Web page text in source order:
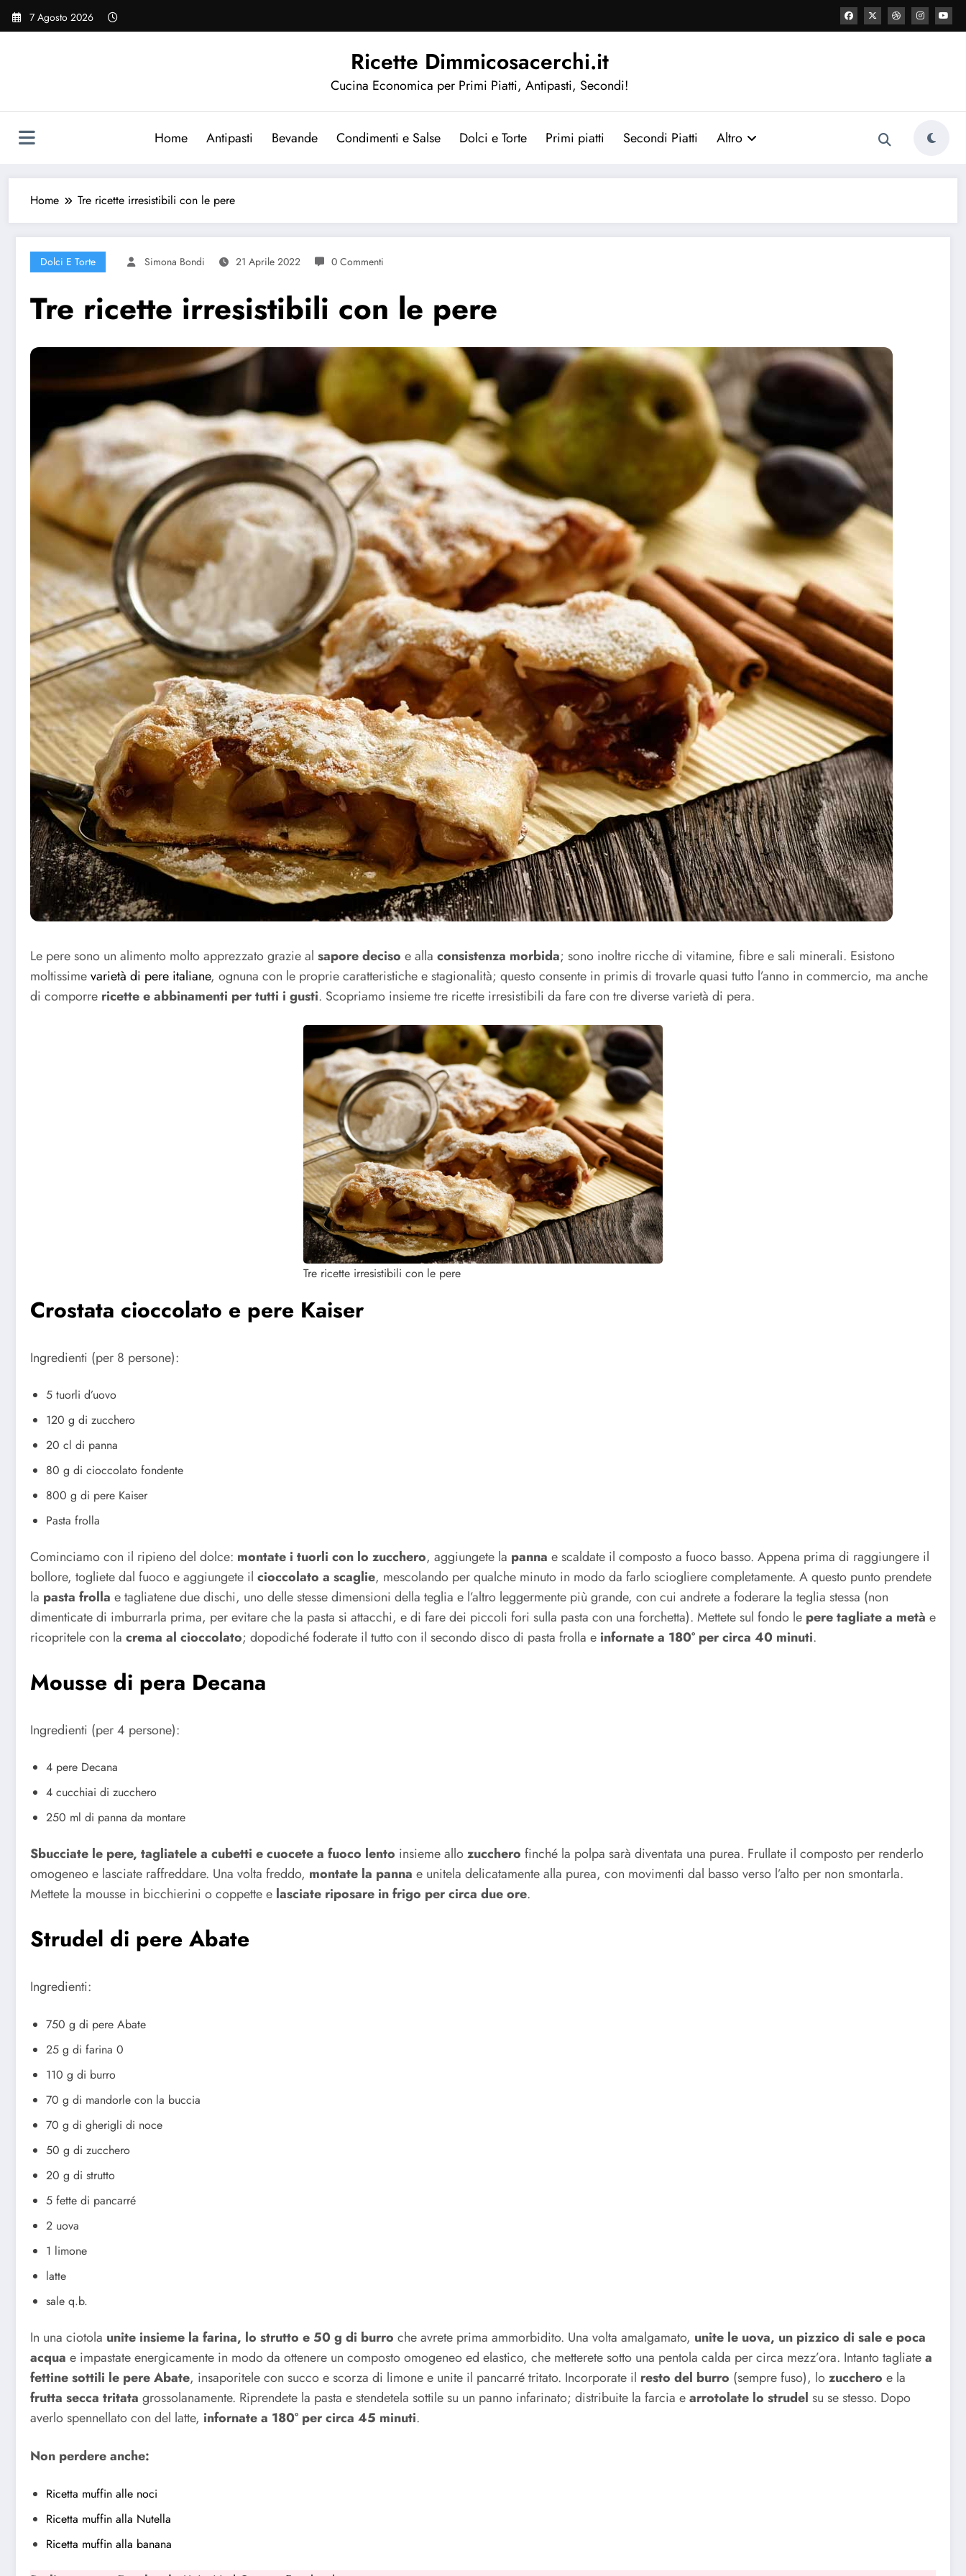
Vai
7 Agosto 2026
Ricette Dimmicosacerchi.it
Cucina Economica per Primi Piatti, Antipasti, Secondi!
Home Antipasti Bevande Condimenti e Salse Dolci e Torte Primi piatti Secondi Piatti Altro
Home Tre ricette irresistibili con le pere
Dolci E Torte Simona Bondi 21 Aprile 2022 0 Commenti
Tre ricette irresistibili con le pere
Le pere sono un alimento molto apprezzato grazie al sapore deciso e alla consistenza morbida; sono inoltre ricche di vitamine, fibre e sali minerali. Esistono
moltissimevarietà di pere italiane, ognuna con le proprie caratteristiche e stagionalità; questo consente in primis di trovarle quasi tutto l’anno in commercio, ma anche
di comporre ricette e abbinamenti per tutti i gusti. Scopriamo insieme tre ricette irresistibili da fare con tre diverse varietà di pera.
Tre ricette irresistibili con le pere
Crostata cioccolato e pere Kaiser
Ingredienti (per 8 persone):
5 tuorli d’uovo
120 g di zucchero
20 cl di panna
80 g di cioccolato fondente
800 g di pere Kaiser
Pasta frolla
Cominciamo con il ripieno del dolce: montate i tuorli con lo zucchero, aggiungete la panna e scaldate il composto a fuoco basso. Appena prima di raggiungere il
bollore, togliete dal fuoco e aggiungete il cioccolato a scaglie, mescolando per qualche minuto in modo da farlo sciogliere completamente. A questo punto prendete
la pasta frolla e tagliatene due dischi, uno delle stesse dimensioni della teglia e l’altro leggermente più grande, con cui andrete a foderare la teglia stessa (non
dimenticate di imburrarla prima, per evitare che la pasta si attacchi, e di fare dei piccoli fori sulla pasta con una forchetta). Mettete sul fondo le pere tagliate a metà e
ricopritele con la crema al cioccolato; dopodiché foderate il tutto con il secondo disco di pasta frolla e infornate a 180° per circa 40 minuti.
Mousse di pera Decana
Ingredienti (per 4 persone):
4 pere Decana
4 cucchiai di zucchero
250 ml di panna da montare
Sbucciate le pere, tagliatele a cubetti e cuocete a fuoco lento insieme allozucchero finché la polpa sarà diventata una purea. Frullate il composto per renderlo
omogeneo e lasciate raffreddare. Una volta freddo, montate la panna e unitela delicatamente alla purea, con movimenti dal basso verso l’alto per non smontarla.
Mettete la mousse in bicchierini o coppette e lasciate riposare in frigo per circa due ore.
Strudel di pere Abate
Ingredienti:
750 g di pere Abate
25 g di farina 0
110 g di burro
70 g di mandorle con la buccia
70 g di gherigli di noce
50 g di zucchero
20 g di strutto
5 fette di pancarré
2 uova
1 limone
latte
sale q.b.
In una ciotola unite insieme la farina, lo strutto e 50 g di burro che avrete prima ammorbidito. Una volta amalgamato, unite le uova, un pizzico di sale e poca
acqua e impastate energicamente in modo da ottenere un composto omogeneo ed elastico, che metterete sotto una pentola calda per circa mezz’ora. Intanto tagliatea
fettine sottili le pere Abate, insaporitele con succo e scorza di limone e unite il pancarré tritato. Incorporate il resto del burro (sempre fuso), lozucchero e la
frutta secca tritata grossolanamente. Riprendete la pasta e stendetela sottile su un panno infarinato; distribuite la farcia earrotolate lo strudel su se stesso. Dopo
averlo spennellato con del latte, infornate a 180° per circa 45 minuti.
Non perdere anche:
Ricetta muffin alle noci
Ricetta muffin alla Nutella
Ricetta muffin alla banana